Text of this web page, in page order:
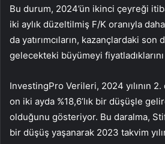
Bu durum, 2024’ün ikinci çeyreği
iki aylık düzeltilmiş F/K oranıyla
da yatırımcıların, kazançlardaki
gelecekteki büyümeyi
InvestingPro Verileri, 2024 yılının
on iki ayda %18,6’lık bir düşüşle
olduğunu gösteriyor. Bu daralma,
bir düşüş yaşanarak 2023 takvim